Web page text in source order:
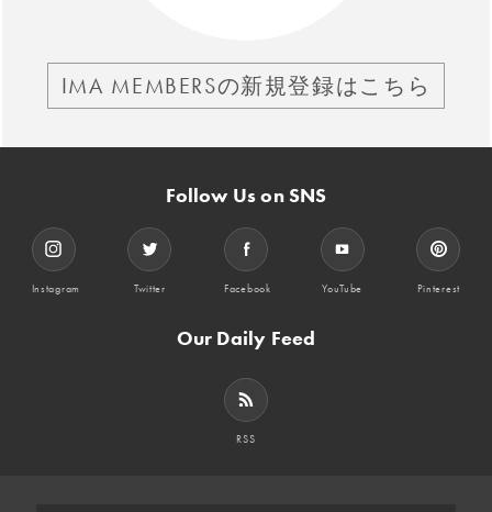
IMA MEMBERSの新規登録はこちら
Follow Us on SNS
Instagram Twitter Facebook YouTube Pinterest
Our Daily Feed
RSS